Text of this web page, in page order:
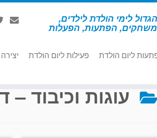
לימי הולדת לילדים,
משחקים, הפתעות, הפעלות
ליום הולדת פעילות ליום הולדת יצירה
עוגות וכיבוד –